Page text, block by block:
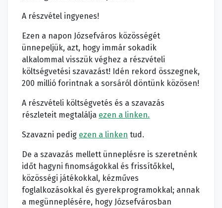
A részvétel ingyenes!
Ezen a napon Józsefváros közösségét
ünnepeljük, azt, hogy immár sokadik
alkalommal visszük véghez a részvételi
költségvetési szavazást! Idén rekord összegnek,
200 millió forintnak a sorsáról döntünk közösen!
A részvételi költségvetés és a szavazás
részleteit megtalálja ezen a linken.
Szavazni pedig ezen a linken tud.
De a szavazás mellett ünneplésre is szeretnénk
időt hagyni finomságokkal és frissítőkkel,
közösségi játékokkal, kézműves
foglalkozásokkal és gyerekprogramokkal; annak
a megünneplésére, hogy Józsefvárosban